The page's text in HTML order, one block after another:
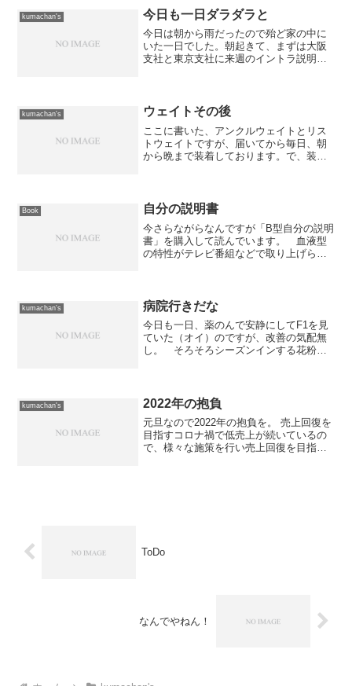
kumachan's 今日も一日ダラダラと
今日は朝から雨だったので殆ど家の中に
いた一日でした。朝起きて、まずは大阪
支社と東京支社に来週のイントラ説明の
インのJ-COMは15...
kumachan's ウェイトその後
ここに書いた、アンクルウェイトとリス
トウェイトですが、届いてから毎日、朝
から晩まで装着しております。で、装着
ています。 なので、...
Book 自分の説明書
今さらながらなんですが「B型自分の説明
書」を購入して読んでいます。 血液型
の特性がテレビ番組などで取り上げられ
の本の帯に書かれて...
kumachan's 病院行きだな
今日も一日、薬のんで安静にしてF1を見
ていた（オイ）のですが、改善の気配無
し。 そろそろシーズンインする花粉症
はないので全然違うかな...
kumachan's 2022年の抱負
元旦なので2022年の抱負を。 売上回復を
目指すコロナ禍で低売上が続いているの
で、様々な施策を行い売上回復を目指し
ToDo
なんでやねん！